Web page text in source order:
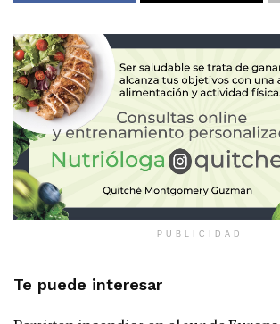
PUBLICIDAD
Te puede interesar